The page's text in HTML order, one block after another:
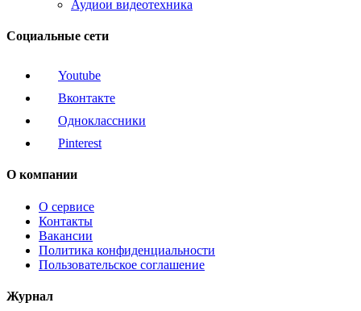
Аудиои видеотехника
Социальные сети
Youtube
Вконтакте
Одноклассники
Pinterest
О компании
О сервисе
Контакты
Вакансии
Политика конфиденциальности
Пользовательское соглашение
Журнал